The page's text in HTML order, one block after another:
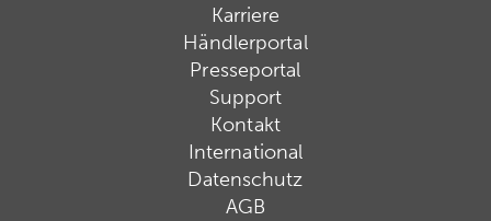
Karriere
Händlerportal
Presseportal
Support
Kontakt
International
Datenschutz
AGB